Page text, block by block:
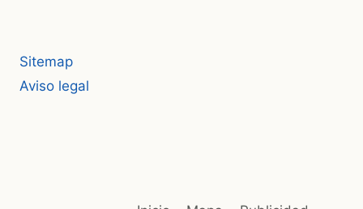
Sitemap
Aviso legal